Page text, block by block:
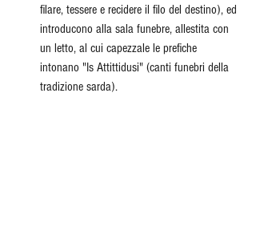
filare, tessere e recidere il filo del destino), ed
introducono alla sala funebre, allestita con
un letto, al cui capezzale le prefiche
intonano "Is Attittidusi" (canti funebri della
tradizione sarda).